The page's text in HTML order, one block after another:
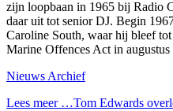
zijn loopbaan in 1965 bij Radio
daar uit tot senior DJ. Begin
Caroline South, waar hij bleef
Marine Offences Act in augustus
Nieuws Archief
Lees meer …Tom Edwards